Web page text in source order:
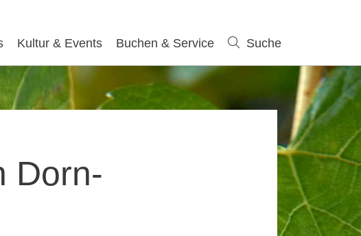
Kultur & Events Buchen & Service Suche
Dorn-